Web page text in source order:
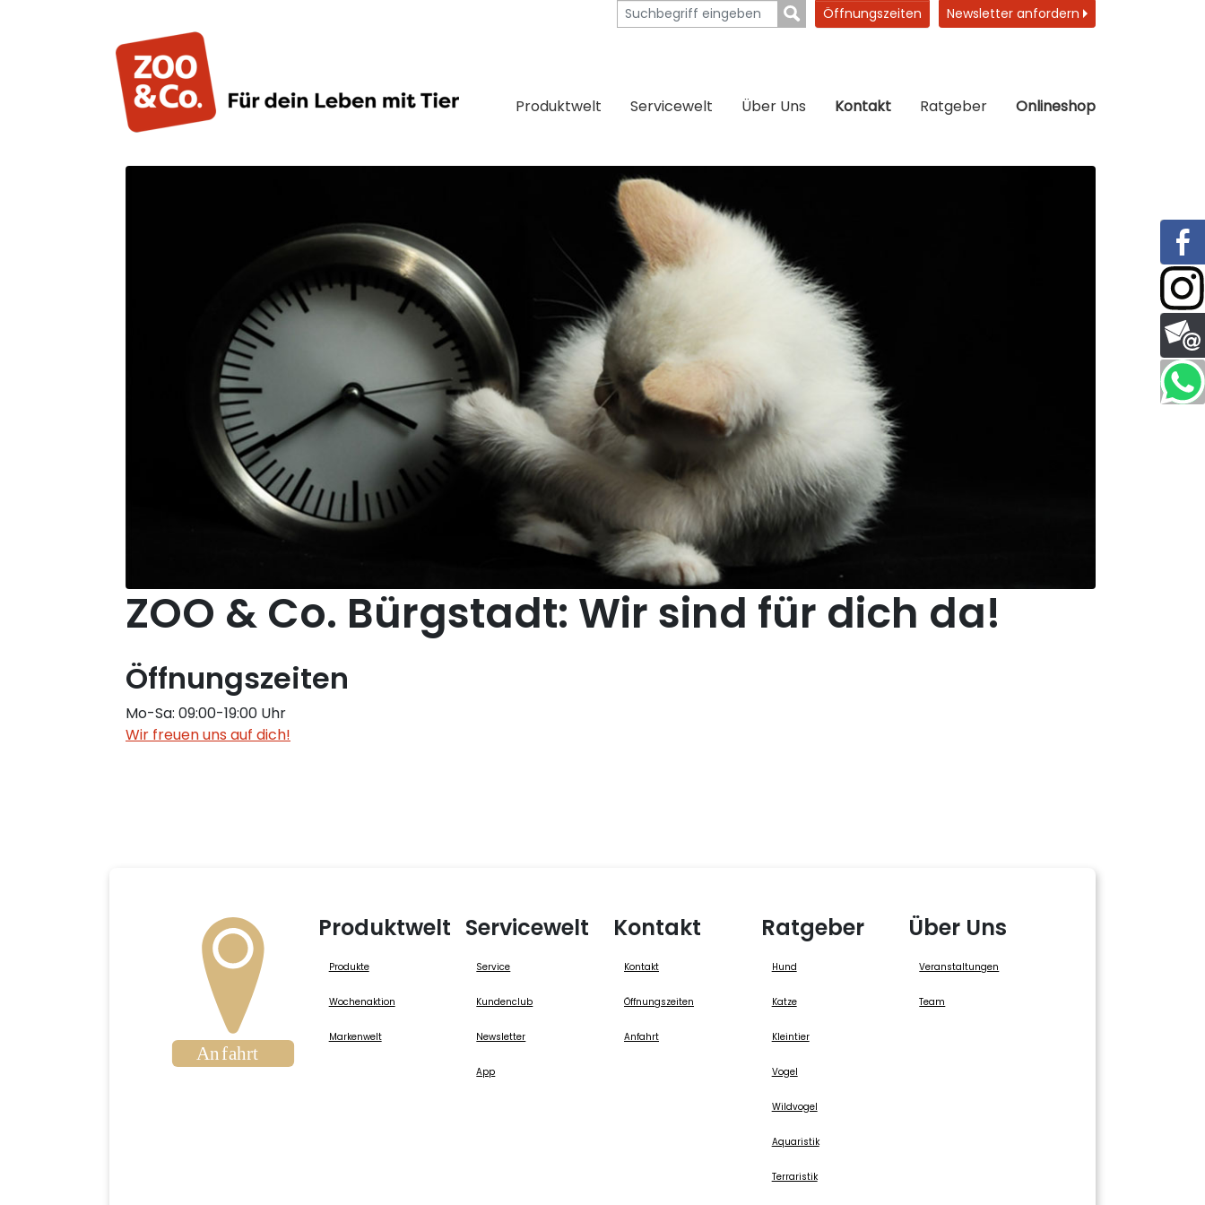
Öffnungszeiten Newsletter anfordern
Produktwelt Servicewelt Über Uns Kontakt Ratgeber Onlineshop
ZOO & Co. Bürgstadt: Wir sind für dich da!
Öffnungszeiten
Mo-Sa: 09:00-19:00 Uhr
Wir freuen uns auf dich!
Produktwelt
Produkte
Wochenaktion
Markenwelt
Servicewelt
Service
Kundenclub
Newsletter
App
Kontakt
Kontakt
Öffnungszeiten
Anfahrt
Ratgeber
Hund
Katze
Kleintier
Vogel
Wildvogel
Aquaristik
Terraristik
Über Uns
Veranstaltungen
Team